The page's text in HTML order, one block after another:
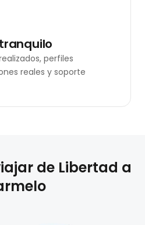
perfiles
reales y soporte
de Libertad a